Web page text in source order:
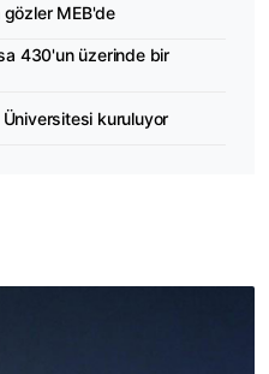
gözler MEB'de
430'un üzerinde bir
kuruluyor